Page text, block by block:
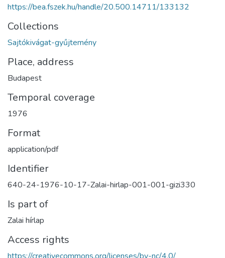
https://bea.fszek.hu/handle/20.500.14711/133132
Collections
Sajtókivágat-gyűjtemény
Place, address
Budapest
Temporal coverage
1976
Format
application/pdf
Identifier
640-24-1976-10-17-Zalai-hirlap-001-001-gizi330
Is part of
Zalai hírlap
Access rights